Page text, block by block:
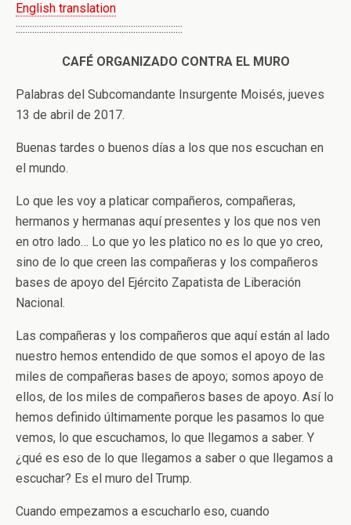
English translation
:::::::::::::::::::::::::::::::::::::::::::::::::::::::::::::::::::::::
CAFÉ ORGANIZADO CONTRA EL MURO
Palabras del Subcomandante Insurgente Moisés, jueves
13 de abril de 2017.
Buenas tardes o buenos días a los que nos escuchan en
el mundo.
Lo que les voy a platicar compañeros, compañeras,
hermanos y hermanas aquí presentes y los que nos ven
en otro lado… Lo que yo les platico no es lo que yo creo,
sino de lo que creen las compañeras y los compañeros
bases de apoyo del Ejército Zapatista de Liberación
Nacional.
Las compañeras y los compañeros que aquí están al lado
nuestro hemos entendido de que somos el apoyo de las
miles de compañeras bases de apoyo; somos apoyo de
ellos, de los miles de compañeros bases de apoyo. Así lo
hemos definido últimamente porque les pasamos lo que
vemos, lo que escuchamos, lo que llegamos a saber. Y
¿qué es eso de lo que llegamos a saber o que llegamos a
escuchar? Es el muro del Trump.
Cuando empezamos a escucharlo eso, cuando